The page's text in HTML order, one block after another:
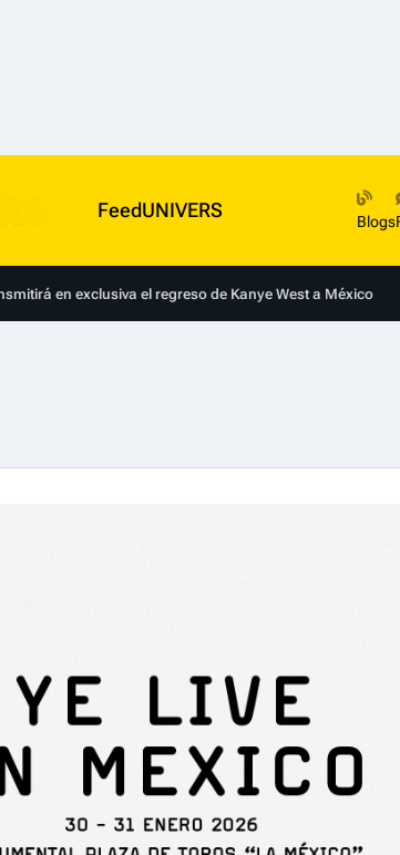
FeedUNIVERS Blogs
en exclusiva el regreso de Kanye West a México